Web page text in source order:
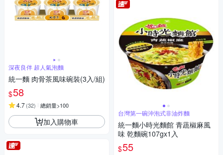
深夜良伴 超人氣泡麵
統一麵 肉骨茶風味碗裝(3入/組)
$58
4.7(32) 總銷量>100
加入購物車
台灣第一碗沖泡式非油炸麵
統一麵小時光麵館 青蔬椒麻風
味 乾麵碗107gx1入
$55